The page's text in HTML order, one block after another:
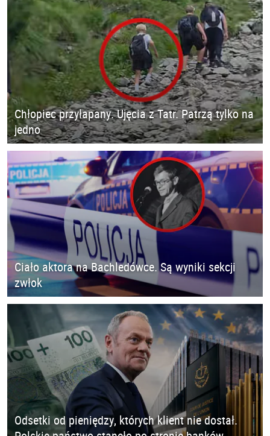
Chłopiec przyłapany. Ujęcia z Tatr. Patrzą tylko na
jedno
Ciało aktora na Bachledówce. Są wyniki sekcji
zwłok
Odsetki od pieniędzy, których klient nie dostał.